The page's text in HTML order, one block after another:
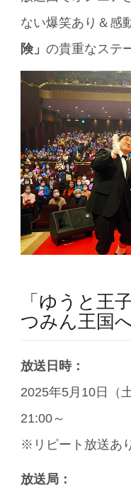
ない爆笑あり＆感
険」の貴重なステ
「ゆうと王
つみん王国
放送日時：
2025年5月10日（土
21:00～
※リピート放送あ
放送局：